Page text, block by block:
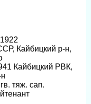
Кайбицкий р-н,
Кайбицкий РВК,
тяж. сап.